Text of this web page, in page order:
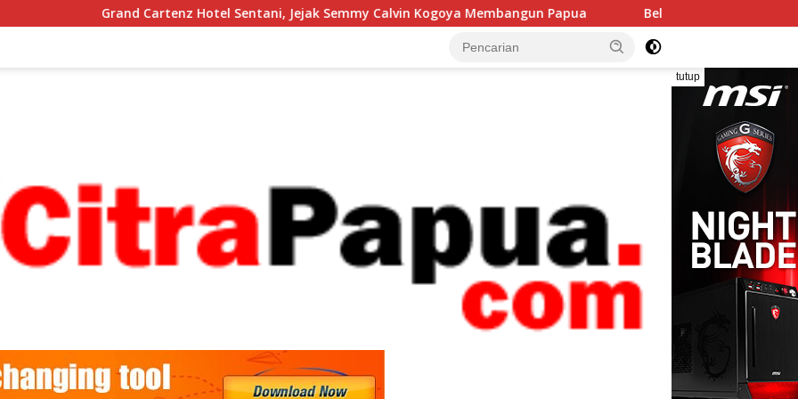
Cartenz Hotel Sentani, Jejak Semmy Calvin Kogoya Membangun Papua Bella dan Fera, Dua Putri Papua yang
tutup